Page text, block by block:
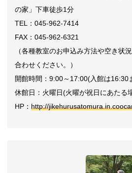
の家」下車徒歩1分
TEL
： 045-962-7414
FAX ： 045-962-6321
（各種教室のお申込み方法や空き状
合わせください。）
開館時間： 9:00～ 17:00(入館は16:30
休館日：火曜日(火曜が祝日にあたる
HP ： http://